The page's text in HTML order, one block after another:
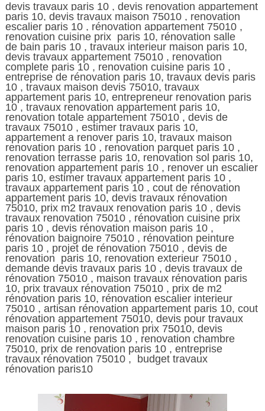
devis travaux paris 10 , devis renovation appartement
paris 10, devis travaux maison 75010 , renovation
escalier paris 10 , rénovation appartement 75010 ,
renovation cuisine prix paris 10, rénovation salle
de bain paris 10 , travaux interieur maison paris 10,
devis travaux appartement 75010 , renovation
complete paris 10 , renovation cuisine paris 10 ,
entreprise de rénovation paris 10, travaux devis paris
10 , travaux maison devis 75010, travaux
appartement paris 10, entrepreneur renovation paris
10 , travaux renovation appartement paris 10,
renovation totale appartement 75010 , devis de
travaux 75010 , estimer travaux paris 10,
appartement a renover paris 10, travaux maison
renovation paris 10 , renovation parquet paris 10 ,
renovation terrasse paris 10, renovation sol paris 10,
renovation appartement paris 10 , renover un escalier
paris 10, estimer travaux appartement paris 10 ,
travaux appartement paris 10 , cout de rénovation
appartement paris 10, devis travaux rénovation
75010, prix m2 travaux renovation paris 10 , devis
travaux renovation 75010 , rénovation cuisine prix
paris 10 , devis rénovation maison paris 10 ,
rénovation baignoire 75010 , rénovation peinture
paris 10 , projet de rénovation 75010 , devis de
renovation paris 10, renovation exterieur 75010 ,
demande devis travaux paris 10 , devis travaux de
rénovation 75010 , maison travaux rénovation paris
10, prix travaux rénovation 75010 , prix de m2
rénovation paris 10, rénovation escalier interieur
75010 , artisan rénovation appartement paris 10, cout
rénovation appartement 75010, devis pour travaux
maison paris 10 , renovation prix 75010, devis
renovation cuisine paris 10 , renovation chambre
75010, prix de renovation paris 10 , entreprise
travaux rénovation 75010 , budget travaux
rénovation paris10